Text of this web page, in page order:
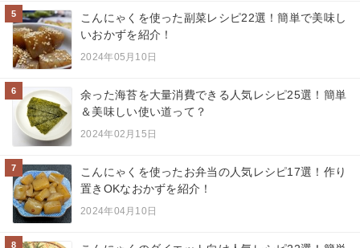
5
こんにゃくを使った副菜レシピ22選！簡単で美味し
いおかずを紹介！
2024年05月10日
6
余った海苔を大量消費できる人気レシピ25選！簡単
＆美味しい使い道って？
2024年02月15日
7
こんにゃくを使ったお弁当の人気レシピ17選！作り
置きOKなおかずを紹介！
2024年04月10日
8